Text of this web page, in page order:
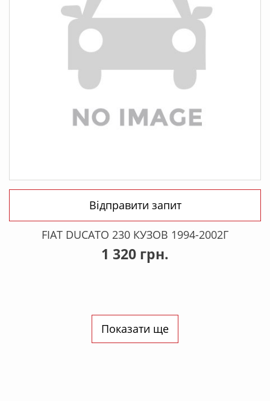
Відправити запит
FIAT DUCATO 230 КУЗОВ 1994-2002Г
1 320 грн.
Показати ще